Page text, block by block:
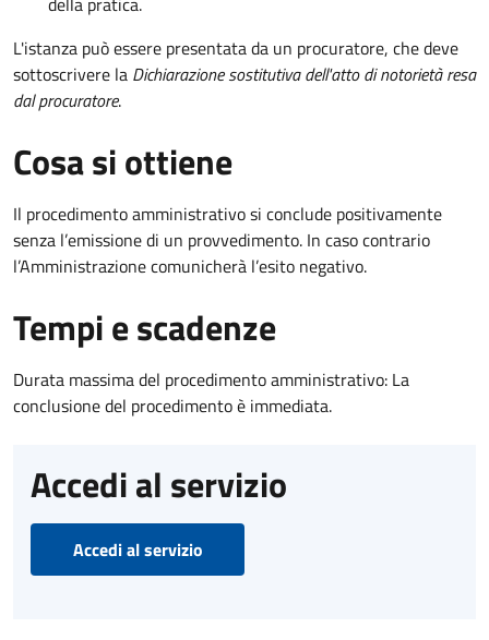
L'istanza può essere presentata da un procuratore, che deve
sottoscrivere la Dichiarazione sostitutiva dell'atto di notorietà resa
dal procuratore.
Cosa si ottiene
Il procedimento amministrativo si conclude positivamente
senza l’emissione di un provvedimento. In caso contrario
l’Amministrazione comunicherà l’esito negativo.
Tempi e scadenze
Durata massima del procedimento amministrativo: La
conclusione del procedimento è immediata.
Accedi al servizio
Accedi al servizio